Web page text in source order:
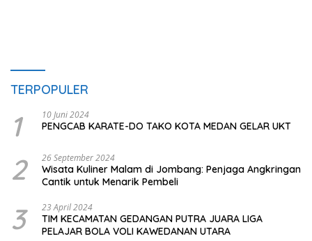
TERPOPULER
1 10 Juni 2024
PENGCAB KARATE-DO TAKO KOTA MEDAN GELAR UKT
2 26 September 2024
Wisata Kuliner Malam di Jombang: Penjaga Angkringan
Cantik untuk Menarik Pembeli
3 23 April 2024
TIM KECAMATAN GEDANGAN PUTRA JUARA LIGA
PELAJAR BOLA VOLI KAWEDANAN UTARA